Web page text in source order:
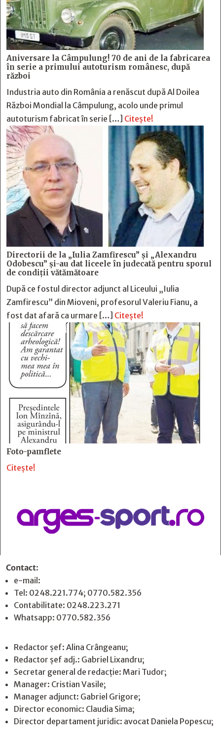
Aniversare la Câmpulung! 70 de ani de la fabricarea
în serie a primului autoturism românesc, după
război
Industria auto din România a renăscut după Al Doilea
Război Mondial la Câmpulung, acolo unde primul
autoturism fabricat în serie […] Citește!
Directorii de la „Iulia Zamfirescu” și „Alexandru
Odobescu” și-au dat liceele în judecată pentru sporul
de condiții vătămătoare
După ce fostul director adjunct al Liceului „Iulia
Zamfirescu” din Mioveni, profesorul Valeriu Fianu, a
fost dat afară ca urmare […] Citește!
Foto-pamflete
Citește!
Contact:
e-mail:
Tel: 0248.221.774; 0770.582.356
Contabilitate: 0248.223.271
Whatsapp: 0770.582.356
Redactor șef: Alina Crângeanu;
Redactor șef adj.: Gabriel Lixandru;
Secretar general de redacție: Mari Tudor;
Manager: Cristian Vasile;
Manager adjunct: Gabriel Grigore;
Director economic: Claudia Sima;
Director departament juridic: avocat Daniela Popescu;